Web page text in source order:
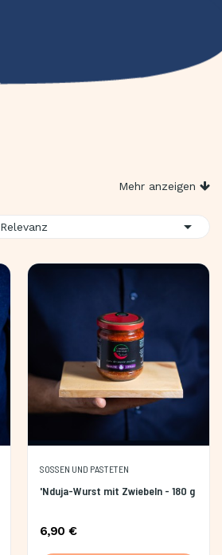
Mehr anzeigen
Relevanz 
SOSSEN UND PASTETEN
'Nduja-Wurst mit Zwiebeln - 180 g
6,90 €